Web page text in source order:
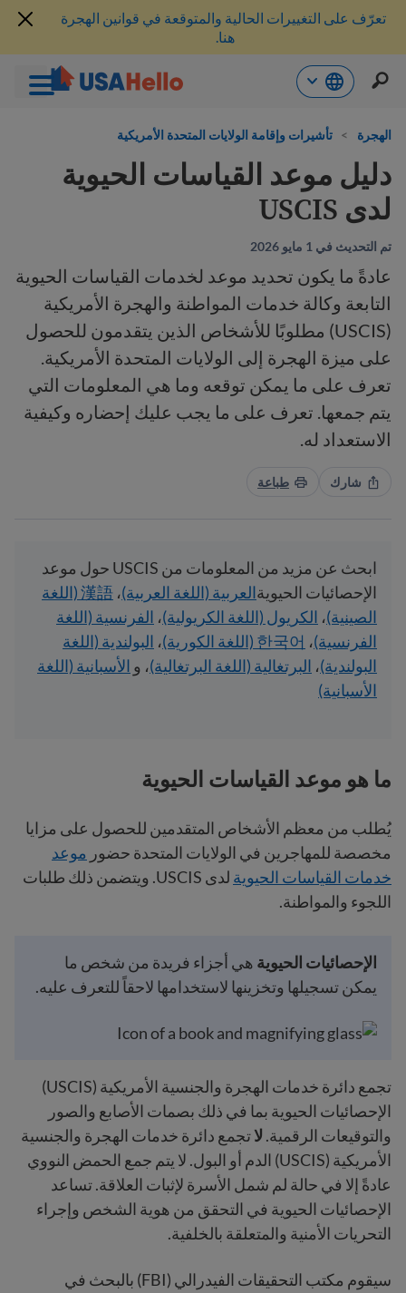
إلى
تعرّف على التغييرات الحالية والمتوقعة في قوانين الهجرة
هنا.
الهجرة > تأشيرات وإقامة الولايات المتحدة الأمريكية
دليل موعد القياسات الحيوية
لدى USCIS
تم التحديث في 1 مايو 2026
عادةً ما يكون تحديد موعد لخدمات القياسات الحيوية
التابعة وكالة خدمات المواطنة والهجرة الأمريكية
(USCIS) مطلوبًا للأشخاص الذين يتقدمون للحصول
على ميزة الهجرة إلى الولايات المتحدة الأمريكية.
تعرف على ما يمكن توقعه وما هي المعلومات التي
يتم جمعها. تعرف على ما يجب عليك إحضاره وكيفية
الاستعداد له.
شارك طباعة
ابحث عن مزيد من المعلومات من USCIS حول موعد
الإحصائيات الحيويةالعربية (اللغة العربية)،
漢語 (اللغة
الصينية)، الكريول (اللغة الكريولية)، الفرنسية (اللغة
الفرنسية)، 한국어 (اللغة الكورية) ، البولندية (اللغة
البولندية)، البرتغالية (اللغة البرتغالية)، و الأسبانية (اللغة
الأسبانية)
ما هو موعد القياسات الحيوية
يُطلب من معظم الأشخاص المتقدمين للحصول على مزايا
مخصصة للمهاجرين في الولايات المتحدة حضور موعد
خدمات القياسات الحيوية
لدى USCIS. ويتضمن ذلك طلبات
اللجوء والمواطنة.
الإحصائيات الحيوية هي أجزاء فريدة من شخص ما
يمكن تسجيلها وتخزينها لاستخدامها لاحقاً للتعرف عليه.
تجمع دائرة خدمات الهجرة والجنسية الأمريكية (USCIS)
الإحصائيات الحيوية بما في ذلك بصمات الأصابع والصور
والتوقيعات الرقمية. لاتجمع دائرة خدمات الهجرة والجنسية
الأمريكية (USCIS) الدم أو البول. لا يتم جمع الحمض النووي
عادةً إلا في حالة لم شمل الأسرة لإثبات العلاقة. تساعد
الإحصائيات الحيوية في التحقق من هوية الشخص وإجراء
التحريات الأمنية والمتعلقة بالخلفية.
سيقوم مكتب التحقيقات الفيدرالي (FBI) بالبحث في